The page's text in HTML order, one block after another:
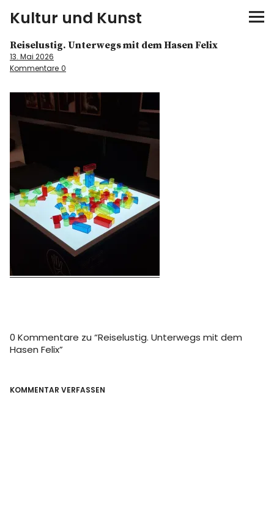
Kultur und Kunst
kultur & kunst
Spiele
Konzerte
Museen bei…
Bloggerreisen
Über mich
Reiselustig. Unterwegs mit dem Hasen Felix
13. Mai 2026
Kommentare 0
0 Kommentare zu “Reiselustig. Unterwegs mit dem
Hasen Felix”
KOMMENTAR VERFASSEN